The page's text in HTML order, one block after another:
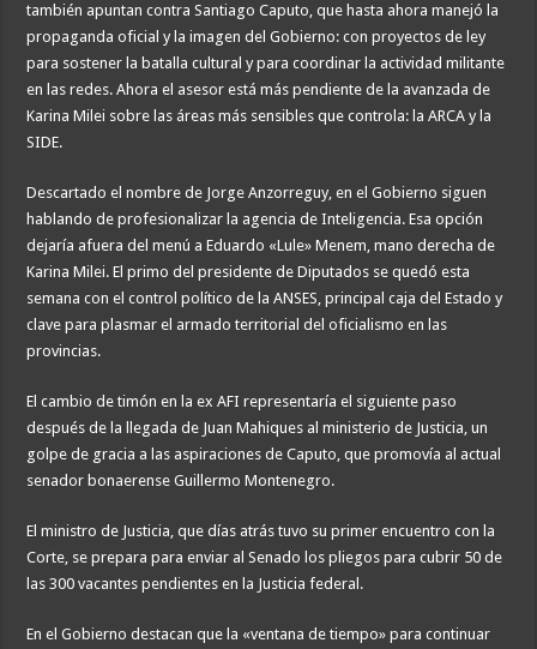
también apuntan contra Santiago Caputo, que hasta ahora manejó la
propaganda oficial y la imagen del Gobierno: con proyectos de ley
para sostener la batalla cultural y para coordinar la actividad militante
en las redes. Ahora el asesor está más pendiente de la avanzada de
Karina Milei sobre las áreas más sensibles que controla: la ARCA y la
SIDE.
Descartado el nombre de Jorge Anzorreguy, en el Gobierno siguen
hablando de profesionalizar la agencia de Inteligencia. Esa opción
dejaría afuera del menú a Eduardo «Lule» Menem, mano derecha de
Karina Milei. El primo del presidente de Diputados se quedó esta
semana con el control político de la ANSES, principal caja del Estado y
clave para plasmar el armado territorial del oficialismo en las
provincias.
El cambio de timón en la ex AFI representaría el siguiente paso
después de la llegada de Juan Mahiques al ministerio de Justicia, un
golpe de gracia a las aspiraciones de Caputo, que promovía al actual
senador bonaerense Guillermo Montenegro.
El ministro de Justicia, que días atrás tuvo su primer encuentro con la
Corte, se prepara para enviar al Senado los pliegos para cubrir 50 de
las 300 vacantes pendientes en la Justicia federal.
En el Gobierno destacan que la «ventana de tiempo» para continuar